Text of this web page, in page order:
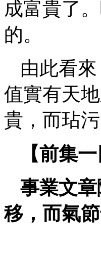
成富貴了
的。
由此看
值實有天
貴，而玷
【前集一
事業文
移，而氣